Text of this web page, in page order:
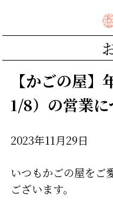
【かごの屋
1/8）の営業に
2023年11月29日
いつもかごの屋をご
ございます。